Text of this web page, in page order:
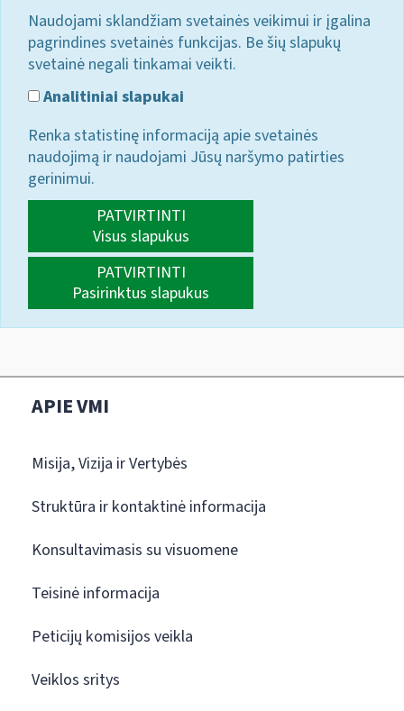
Naudojami sklandžiam svetainės veikimui ir įgalina
pagrindines svetainės funkcijas. Be šių slapukų
svetainė negali tinkamai veikti.
Analitiniai slapukai
Renka statistinę informaciją apie svetainės
naudojimą ir naudojami Jūsų naršymo patirties
gerinimui.
PATVIRTINTI
Visus slapukus
PATVIRTINTI
Pasirinktus slapukus
APIE VMI
Misija, Vizija ir Vertybės
Struktūra ir kontaktinė informacija
Konsultavimasis su visuomene
Teisinė informacija
Peticijų komisijos veikla
Veiklos sritys